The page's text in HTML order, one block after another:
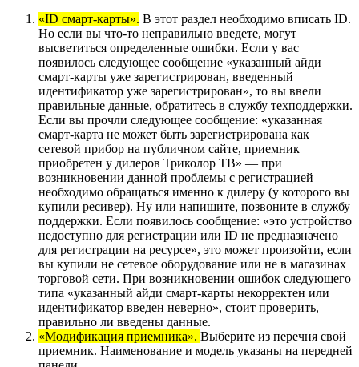
«ID смарт-карты». В этот раздел необходимо вписать ID.
Но если вы что-то неправильно введете, могут
высветиться определенные ошибки. Если у вас
появилось следующее сообщение «указанный айди
смарт-карты уже зарегистрирован, введенный
идентификатор уже зарегистрирован», то вы ввели
правильные данные, обратитесь в службу техподдержки.
Если вы прочли следующее сообщение: «указанная
смарт-карта не может быть зарегистрирована как
сетевой прибор на публичном сайте, приемник
приобретен у дилеров Триколор ТВ» — при
возникновении данной проблемы с регистрацией
необходимо обращаться именно к дилеру (у которого вы
купили ресивер). Ну или напишите, позвоните в службу
поддержки. Если появилось сообщение: «это устройство
недоступно для регистрации или ID не предназначено
для регистрации на ресурсе», это может произойти, если
вы купили не сетевое оборудование или не в магазинах
торговой сети. При возникновении ошибок следующего
типа «указанный айди смарт-карты некорректен или
идентификатор введен неверно», стоит проверить,
правильно ли введены данные.
«Модификация приемника». Выберите из перечня свой
приемник. Наименование и модель указаны на передней